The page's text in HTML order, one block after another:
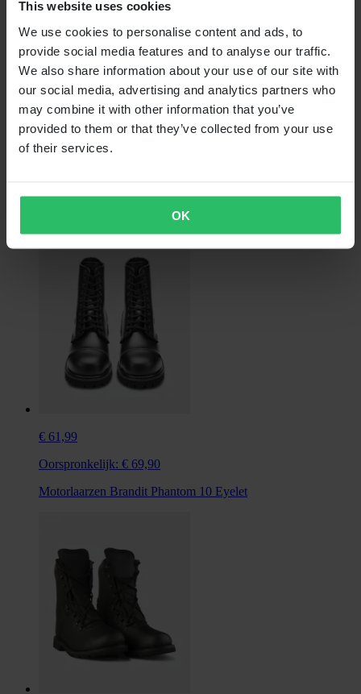
This website uses cookies
We use cookies to personalise content and ads, to
provide social media features and to analyse our traffic.
We also share information about your use of our site with
our social media, advertising and analytics partners who
may combine it with other information that you’ve
provided to them or that they’ve collected from your use
of their services.
OK
Van
€ 63,99
€ 61,99
Oorspronkelijk: € 69,90
Motorlaarzen Brandit Phantom 10 Eyelet